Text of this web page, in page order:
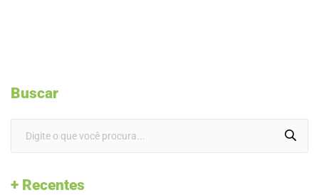
Buscar
+ Recentes